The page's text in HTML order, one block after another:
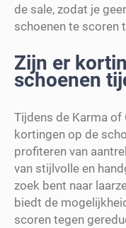
de sale, zodat je
schoenen te scoren
Zijn er
schoenen
Tijdens de Karma of
kortingen op de
profiteren van
van stijlvolle en
zoek bent naar
biedt de
scoren tegen